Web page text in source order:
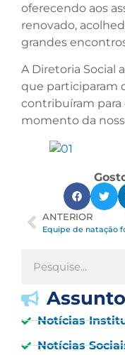
oferecendo aos
renovado,
grandes
A Diretoria Social
que participaram
contribuíram para
momento da
ANTERIOR
Notícias
Notícias